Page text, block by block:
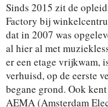
Sinds 2015 zit de
Factory bij
dat in 2007 was
al hier al met
er een etage vrijkwam,
verhuisd, op de eerste
begane grond. Ook
AEMA (Amsterdam